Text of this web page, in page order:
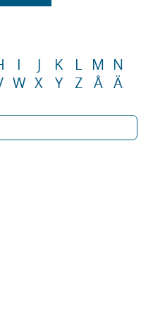
I J K L M N
W X Y Z Å Ä